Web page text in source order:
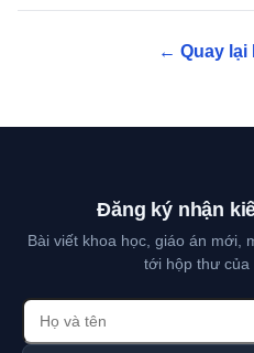
← Quay lại
Đăng ký nhận
Bài viết khoa học, giáo án
tới hộp thư của